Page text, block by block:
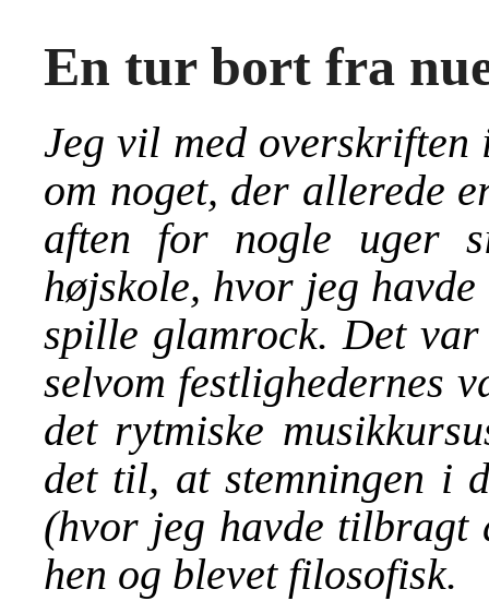
En tur bort fra
Jeg vil med
om noget, der allerede
aften for nogle uger
højskole, hvor jeg
spille glamrock. Det
selvom festlighedernes
det rytmiske
det til, at stemningen i
(hvor jeg havde tilbragt
hen og blevet filosofisk.